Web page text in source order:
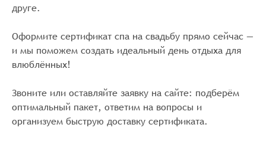
друге.
Оформите сертификат спа на свадьбу прямо сейчас —
и мы поможем создать идеальный день отдыха для
влюблённых!
Звоните или оставляйте заявку на сайте: подберём
оптимальный пакет, ответим на вопросы и
организуем быструю доставку сертификата.